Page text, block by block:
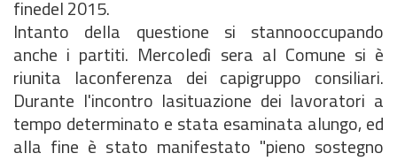
finedel 2015.
Intanto della questione si stannooccupando
anche i partiti. Mercoledì sera al Comune si è
riunita laconferenza dei capigruppo consiliari.
Durante l'incontro lasituazione dei lavoratori a
tempo determinato e stata esaminata alungo, ed
alla fine è stato manifestato "pieno sostegno